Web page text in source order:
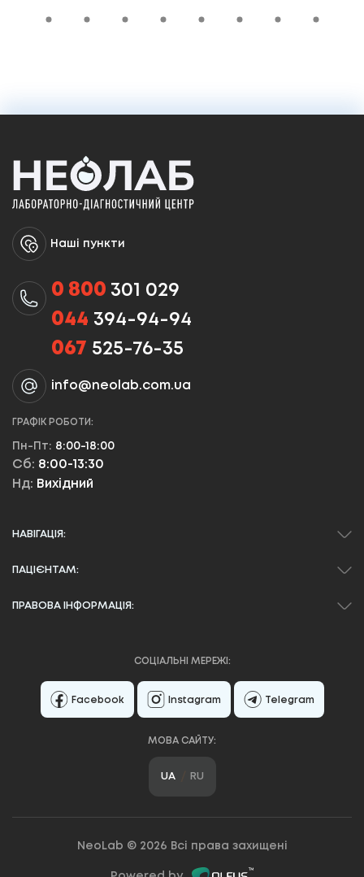
Наші пункти
0 800 301 029
044 394-94-94
067 525-76-35
info@neolab.com.ua
ГРАФІК РОБОТИ:
Пн-Пт: 8:00-18:00
Сб: 8:00-13:30
Нд: Вихідний
НАВІГАЦІЯ:
ПАЦІЄНТАМ:
ПРАВОВА ІНФОРМАЦІЯ:
СОЦІАЛЬНІ МЕРЕЖІ:
Facebook Instagram Telegram
МОВА САЙТУ:
UA RU
NeoLab © 2026 Всі права захищені